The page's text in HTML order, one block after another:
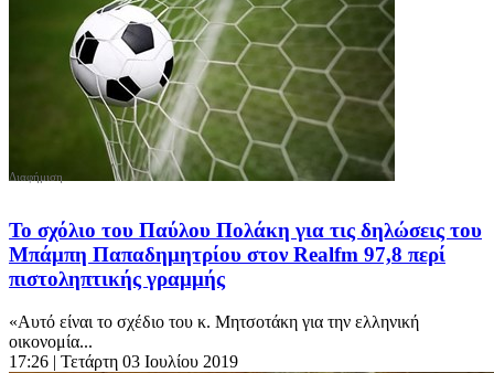
Το σχόλιο του Παύλου Πολάκη για τις δηλώσεις του
Μπάμπη Παπαδημητρίου στον Realfm 97,8 περί
πιστοληπτικής γραμμής
«Αυτό είναι το σχέδιο του κ. Μητσοτάκη για την ελληνική
οικονομία...
17:26 | Τετάρτη 03 Ιουλίου 2019